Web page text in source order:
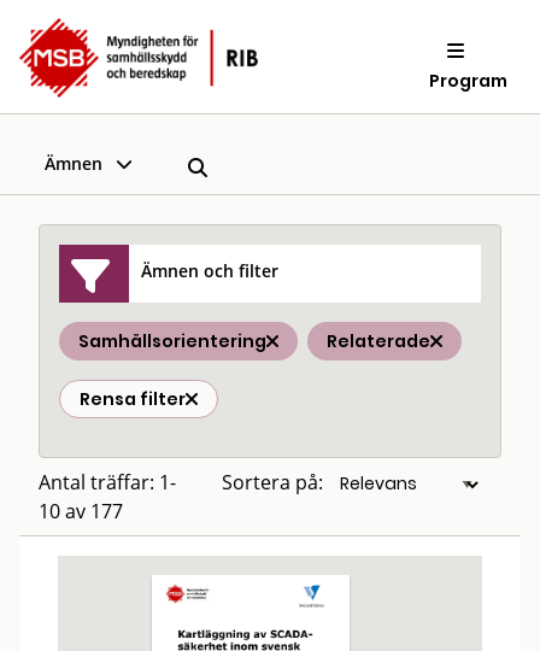
Program
Ämnen
Ämnen och filter
Samhällsorientering Relaterade
Rensa filter
Antal träffar: 1-
10 av 177
Sortera på: